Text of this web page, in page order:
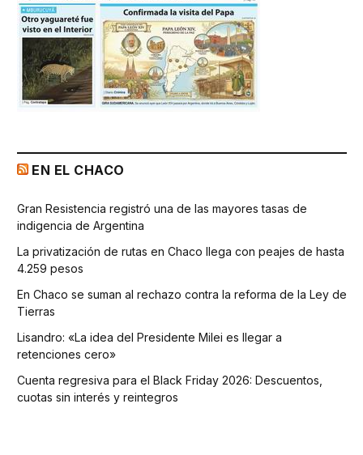
EN EL CHACO
Gran Resistencia registró una de las mayores tasas de
indigencia de Argentina
La privatización de rutas en Chaco llega con peajes de hasta
4.259 pesos
En Chaco se suman al rechazo contra la reforma de la Ley de
Tierras
Lisandro: «La idea del Presidente Milei es llegar a
retenciones cero»
Cuenta regresiva para el Black Friday 2026: Descuentos,
cuotas sin interés y reintegros